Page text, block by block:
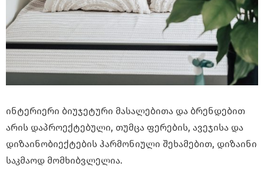
ინტერიერი ბიუჯეტური მასალებითა და ბრენდებით
არის დაპროექტებული, თუმცა ფერების, ავეჯისა და
დიზაინობიექტების ჰარმონიული შეხამებით, დიზაინი
საკმაოდ მომხიბვლელია.